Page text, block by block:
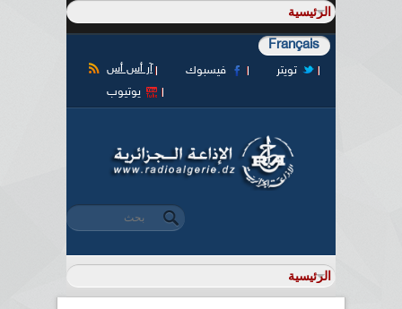
Français
آر أس أس فيسبوك
تويتر
يوتيوب
استمارة البحث
‏بحث ‏